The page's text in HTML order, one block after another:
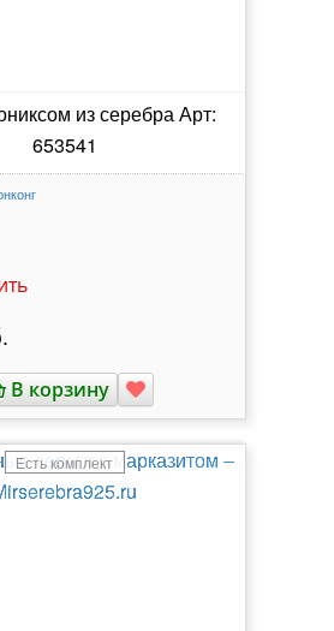
из серебра Арт:
653541
В корзину
Есть комплект